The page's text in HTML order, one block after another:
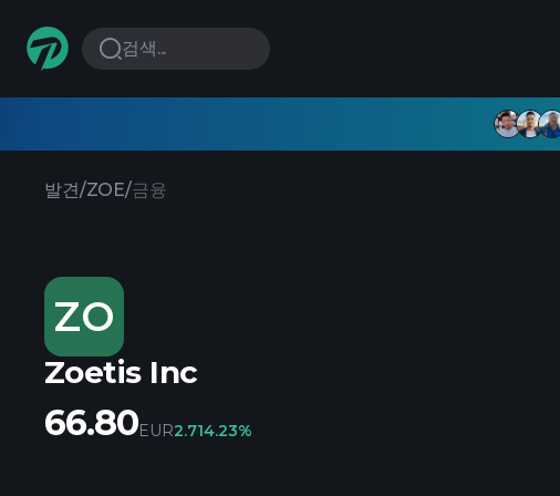
검색...
발견/ZOE/금융
ZO
Zoetis Inc
66.80EUR2.714.23%